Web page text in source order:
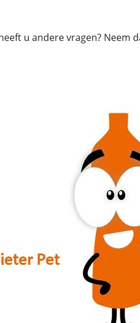
u andere vragen? Neem